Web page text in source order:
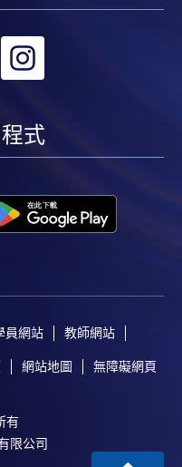
轉
式
員網站 教師網站
網站地圖 無障礙網頁
有
限公司